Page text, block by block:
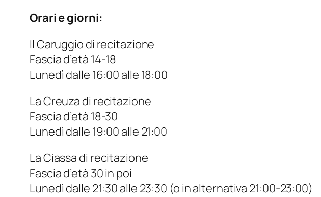
Orari e giorni:
Il Caruggio di recitazione
Fascia d’età 14-18
Lunedì dalle 16:00 alle 18:00
La Creuza di recitazione
Fascia d’età 18-30
Lunedì dalle 19:00 alle 21:00
La Ciassa di recitazione
Fascia d’età 30 in poi
Lunedì dalle 21:30 alle 23:30 (o in alternativa 21:00-23:00)